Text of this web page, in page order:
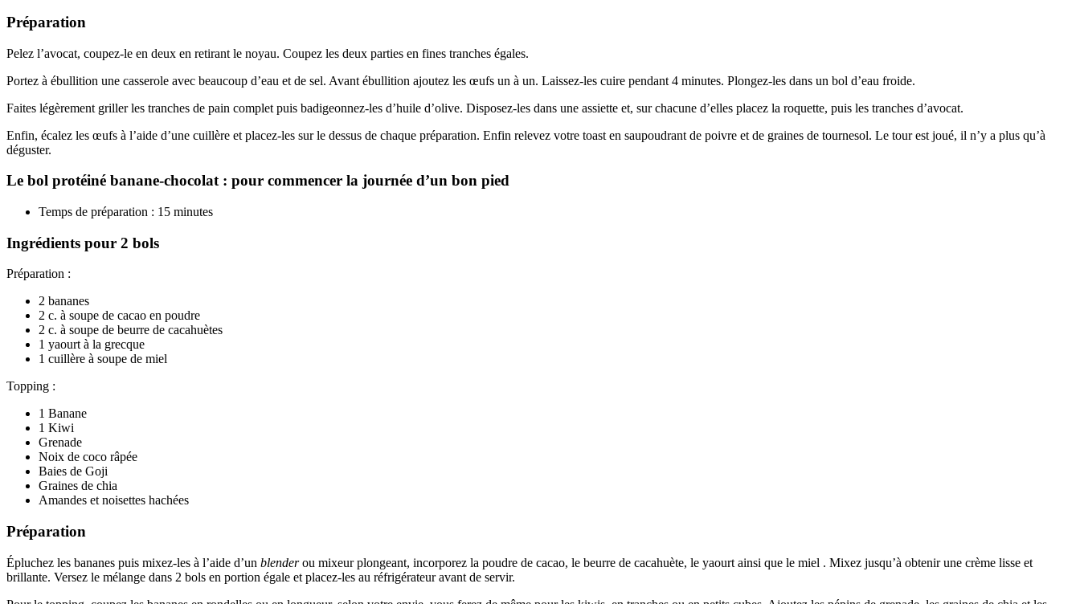
Préparation
Pelez l’avocat, coupez-le en deux en retirant le noyau. Coupez les deux parties en fines tranches égales.
Portez à ébullition une casserole avec beaucoup d’eau et de sel. Avant ébullition ajoutez les œufs un à un. Laissez-les cuire pendant 4 minutes. Plongez-les dans un bol d’eau froide.
Faites légèrement griller les tranches de pain complet puis badigeonnez-les d’huile d’olive. Disposez-les dans une assiette et, sur chacune d’elles placez la roquette, puis les tranches d’avocat.
Enfin, écalez les œufs à l’aide d’une cuillère et placez-les sur le dessus de chaque préparation. Enfin relevez votre toast en saupoudrant de poivre et de graines de tournesol. Le tour est joué, il n’y a plus qu’à
déguster.
Le bol protéiné banane-chocolat : pour commencer la journée d’un bon pied
Temps de préparation : 15 minutes
Ingrédients pour 2 bols
Préparation :
2 bananes
2 c. à soupe de cacao en poudre
2 c. à soupe de beurre de cacahuètes
1 yaourt à la grecque
1 cuillère à soupe de miel
Topping :
1 Banane
1 Kiwi
Grenade
Noix de coco râpée
Baies de Goji
Graines de chia
Amandes et noisettes hachées
Préparation
Épluchez les bananes puis mixez-les à l’aide d’un blenderou mixeur plongeant, incorporez la poudre de cacao, le beurre de cacahuète, le yaourt ainsi que le miel . Mixez jusqu’à obtenir une crème lisse et
brillante. Versez le mélange dans 2 bols en portion égale et placez-les au réfrigérateur avant de servir.